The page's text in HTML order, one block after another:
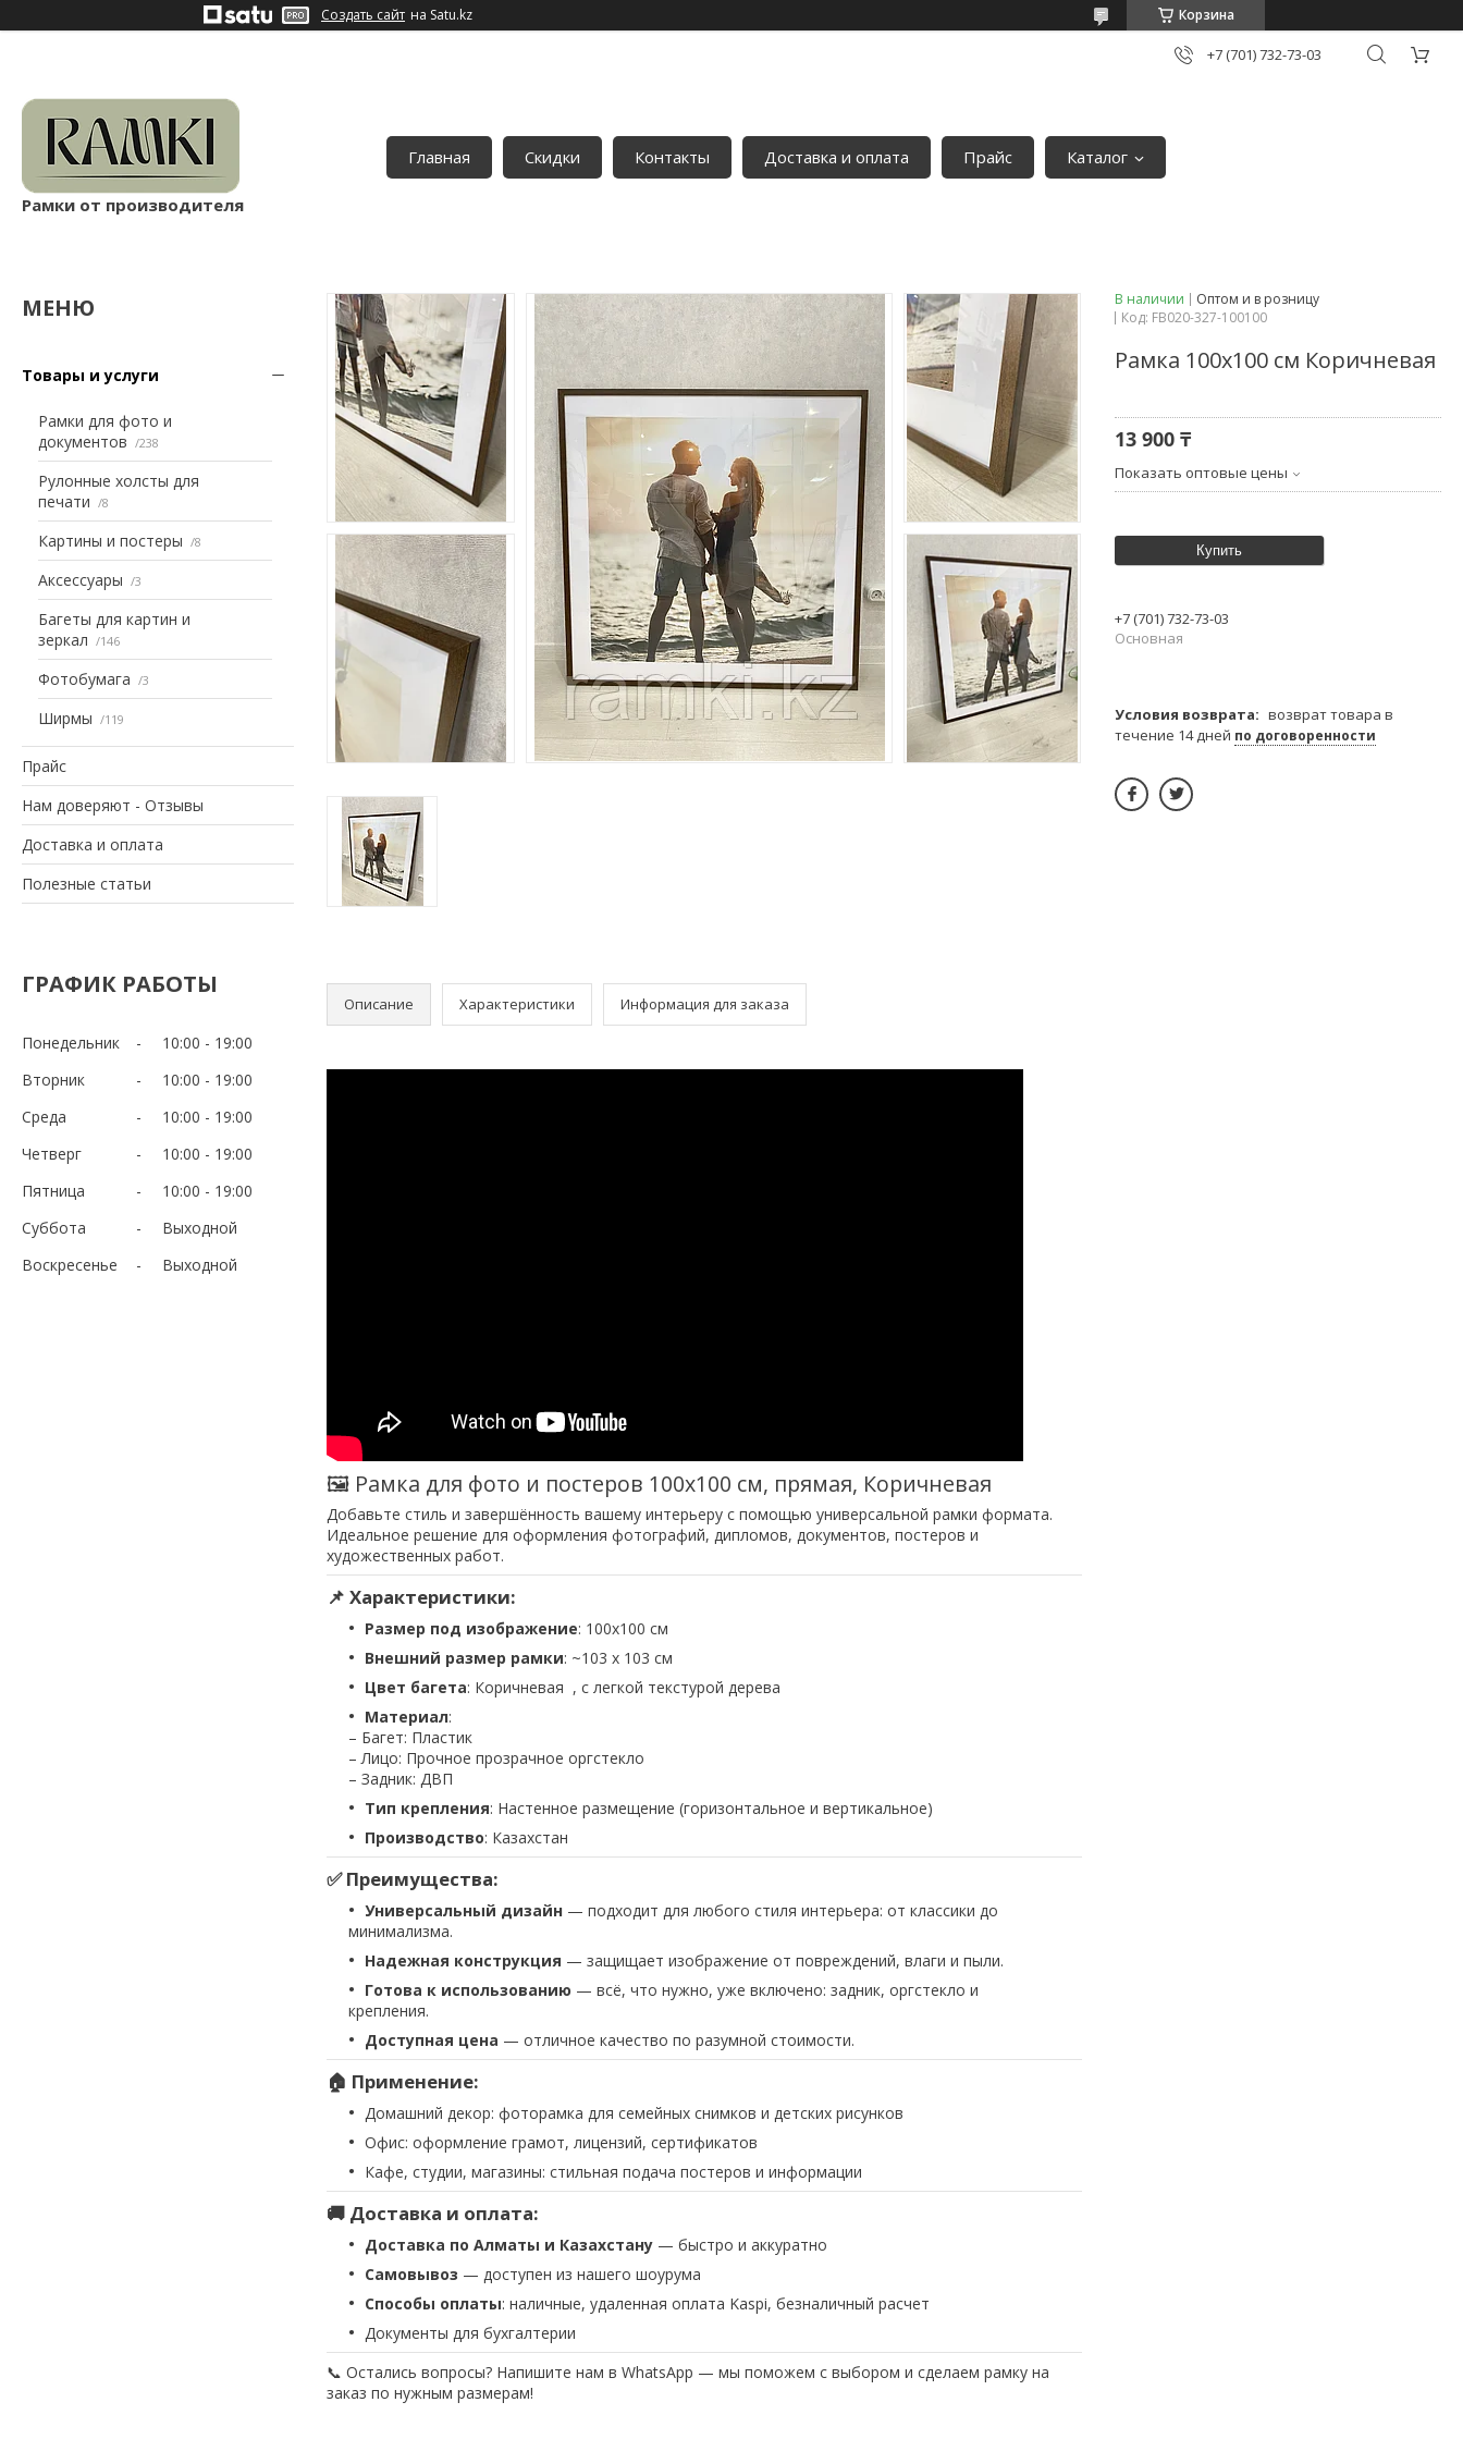
Создать сайт на Satu.kz Корзина
+7 (701) 732-73-03
Рамки от производителя
Главная Скидки Контакты Доставка и оплата Прайс Каталог
Товары и услуги
Рамки для фото и
документов
238
Рулонные холсты для
печати
8
Картины и постеры 8
Аксессуары 3
Багеты для картин и
зеркал
146
Фотобумага 3
Ширмы 119
Прайс
Нам доверяют - Отзывы
Доставка и оплата
Полезные статьи
ГРАФИК РАБОТЫ
Понедельник 10:00
19:00
Вторник
10:00
19:00
Среда
10:00
19:00
Четверг
10:00
19:00
Пятница
10:00
19:00
Суббота
Выходной
Воскресенье
Выходной
Описание Характеристики Информация для заказа
🖼 Рамка для фото и постеров 100х100 см, прямая, Коричневая
Добавьте стиль и завершённость вашему интерьеру с помощью универсальной рамки формата.
Идеальное решение для оформления фотографий, дипломов, документов, постеров и
художественных работ.
📌 Характеристики:
Размер под изображение: 100х100 см
Внешний размер рамки: ~103 x 103 см
Цвет багета: Коричневая , с легкой текстурой дерева
Материал:
– Багет: Пластик
– Лицо: Прочное прозрачное оргстекло
– Задник: ДВП
Тип крепления: Настенное размещение (горизонтальное и вертикальное)
Производство: Казахстан
✅ Преимущества:
Универсальный дизайн — подходит для любого стиля интерьера: от классики до
минимализма.
Надежная конструкция — защищает изображение от повреждений, влаги и пыли.
Готова к использованию — всё, что нужно, уже включено: задник, оргстекло и
крепления.
Доступная цена — отличное качество по разумной стоимости.
🏠 Применение:
Домашний декор: фоторамка для семейных снимков и детских рисунков
Офис: оформление грамот, лицензий, сертификатов
Кафе, студии, магазины: стильная подача постеров и информации
🚚 Доставка и оплата:
Доставка по Алматы и Казахстану — быстро и аккуратно
Самовывоз — доступен из нашего шоурума
Способы оплаты: наличные, удаленная оплата Kaspi, безналичный расчет
Документы для бухгалтерии
📞 Остались вопросы? Напишите нам в WhatsApp — мы поможем с выбором и сделаем рамку на
заказ по нужным размерам!
В наличии
Оптом и в розницу
Код: FB020-327-100100
Рамка 100х100 см Коричневая
13 900 ₸
Показать оптовые цены
Купить
+7 (701) 732-73-03
Основная
возврат товара в
течение 14 дней по договоренности